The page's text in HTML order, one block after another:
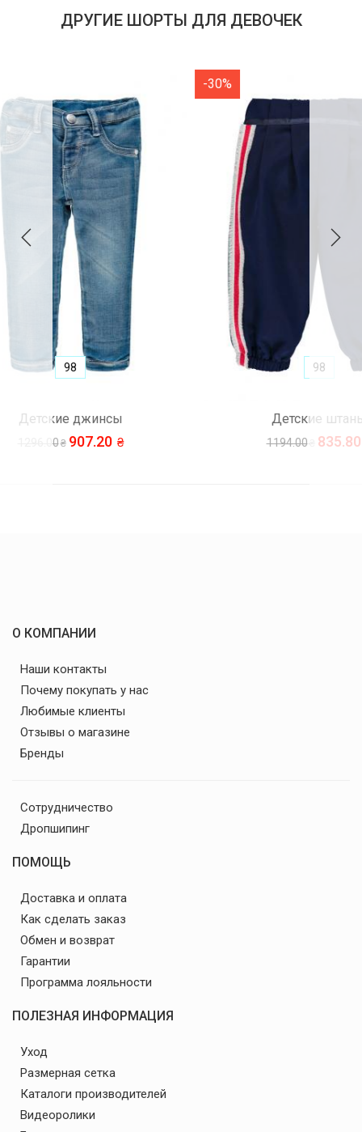
ДРУГИЕ ШОРТЫ ДЛЯ ДЕВОЧЕК
О КОМПАНИИ
Наши контакты
Почему покупать у нас
Любимые клиенты
Отзывы о магазине
Бренды
Сотрудничество
Дропшипинг
ПОМОЩЬ
Доставка и оплата
Как сделать заказ
Обмен и возврат
Гарантии
Программа лояльности
ПОЛЕЗНАЯ ИНФОРМАЦИЯ
Уход
Размерная сетка
Каталоги производителей
Видеоролики